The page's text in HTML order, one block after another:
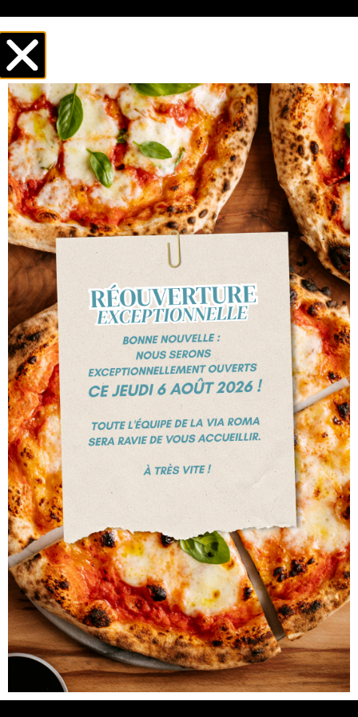
LA VIA ROMA
Restaurant – Pizzeria à Rocourt
HOME
NOTRE CARTE
GALERIE
CONTACT